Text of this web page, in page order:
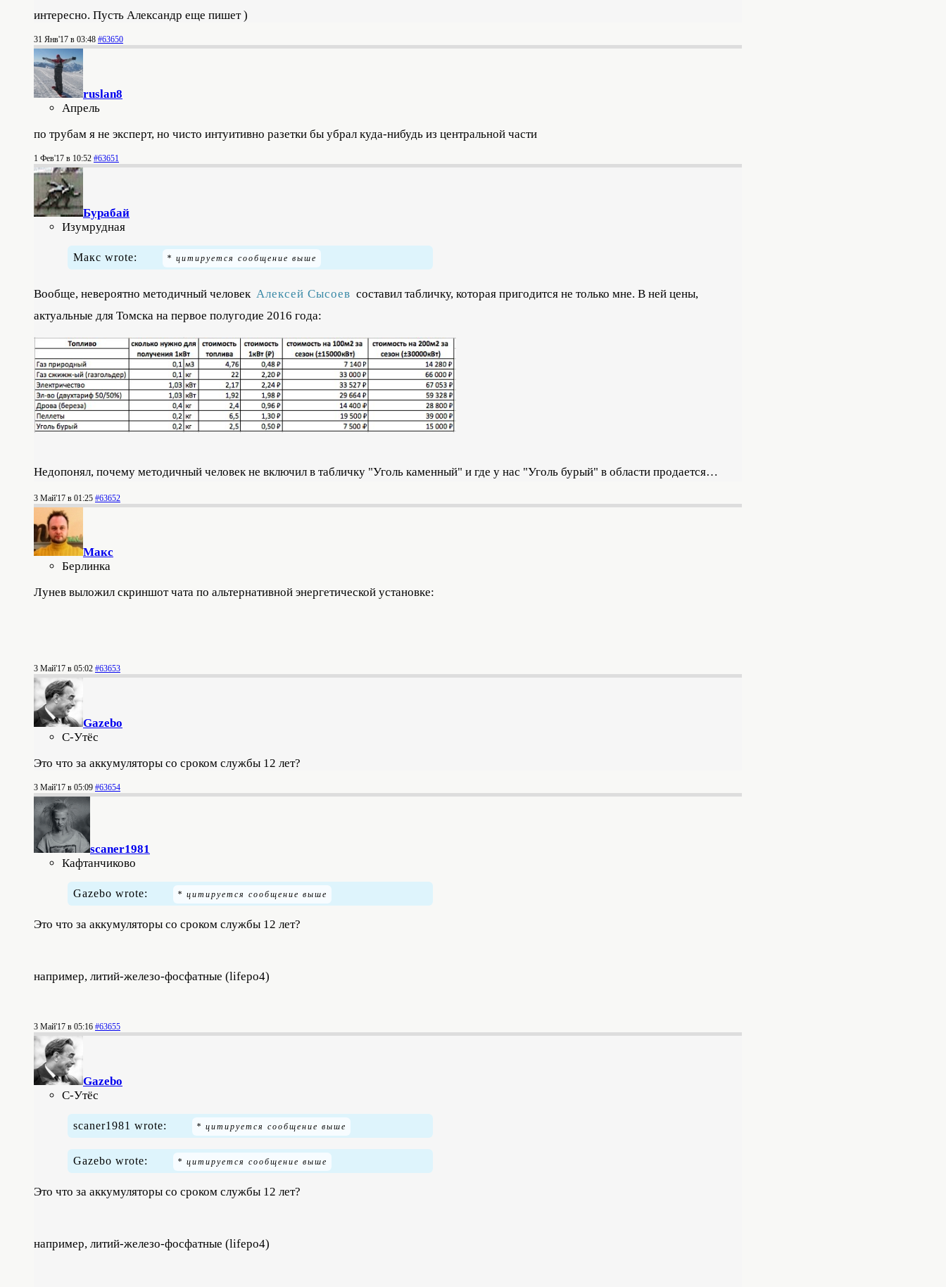
интересно. Пусть Александр еще пишет )
31 Янв'17 в 03:48 #63650
ruslan8
Апрель
по трубам я не эксперт, но чисто интуитивно разетки бы убрал куда-нибудь из центральной части
1 Фев'17 в 10:52 #63651
Бурабай
Изумрудная
Макс wrote:
Вообще, невероятно методичный человек Алексей Сысоев составил табличку, которая пригодится не только мне. В ней цены,
актуальные для Томска на первое полугодие 2016 года:
Недопонял, почему методичный человек не включил в табличку "Уголь каменный" и где у нас "Уголь бурый" в области продается…
3 Май'17 в 01:25 #63652
Макс
Берлинка
Лунев выложил скриншот чата по альтернативной энергетической установке:
3 Май'17 в 05:02 #63653
Gazebo
С-Утёс
Это что за аккумуляторы со сроком службы 12 лет?
3 Май'17 в 05:09 #63654
scaner1981
Кафтанчиково
Gazebo wrote:
Это что за аккумуляторы со сроком службы 12 лет?
например, литий-железо-фосфатные (lifepo4)
3 Май'17 в 05:16 #63655
Gazebo
С-Утёс
scaner1981 wrote:
Gazebo wrote:
Это что за аккумуляторы со сроком службы 12 лет?
например, литий-железо-фосфатные (lifepo4)